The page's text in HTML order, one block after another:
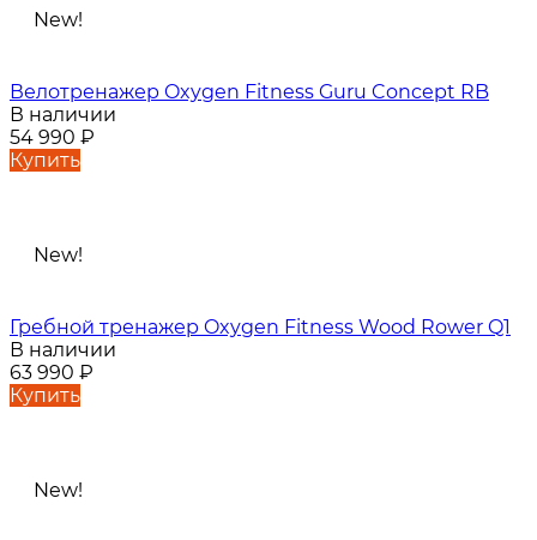
New!
Велотренажер Oxygen Fitness Guru Concept RB
В наличии
54 990 ₽
Купить
New!
Гребной тренажер Oxygen Fitness Wood Rower Q1
В наличии
63 990 ₽
Купить
New!